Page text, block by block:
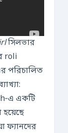
সিলভার
roli
পরিচালিত
হয়েছে
ফ্যানদের